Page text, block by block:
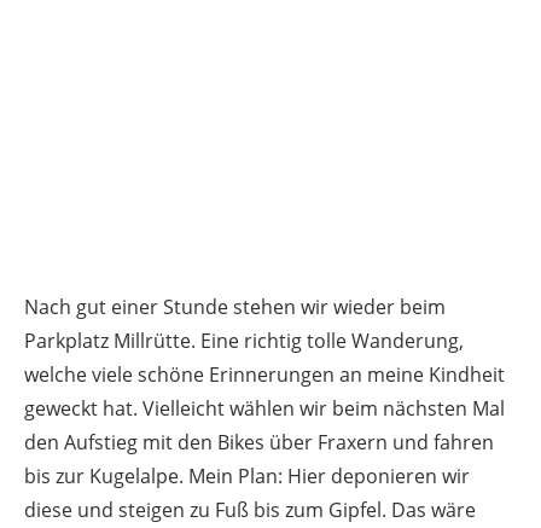
Nach gut einer Stunde stehen wir wieder beim
Parkplatz Millrütte. Eine richtig tolle Wanderung,
welche viele schöne Erinnerungen an meine Kindheit
geweckt hat. Vielleicht wählen wir beim nächsten Mal
den Aufstieg mit den Bikes über Fraxern und fahren
bis zur Kugelalpe. Mein Plan: Hier deponieren wir
diese und steigen zu Fuß bis zum Gipfel. Das wäre